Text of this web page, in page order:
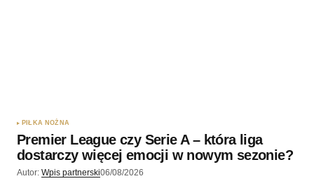
Wyślij komentarz
PIŁKA NOŻNA
Premier League czy Serie A – która liga
dostarczy więcej emocji w nowym sezonie?
Autor: Wpis partnerski06/08/2026